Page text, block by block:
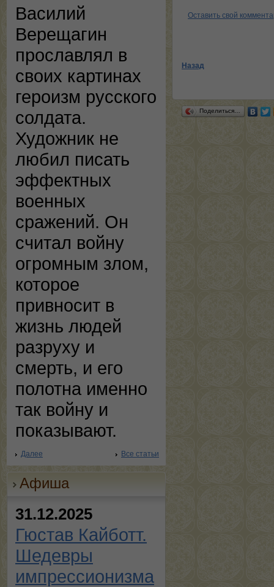
Василий
Верещагин
прославлял в
своих картинах
героизм русского
солдата.
Художник не
любил писать
эффектных
военных
сражений. Он
считал войну
огромным злом,
которое
привносит в
жизнь людей
разруху и
смерть, и его
полотна именно
так войну и
показывают.
Далее Все статьи
Афиша
31.12.2025
Гюстав Кайботт.
Шедевры
импрессионизма
Оставить свой
Назад
Поделиться…